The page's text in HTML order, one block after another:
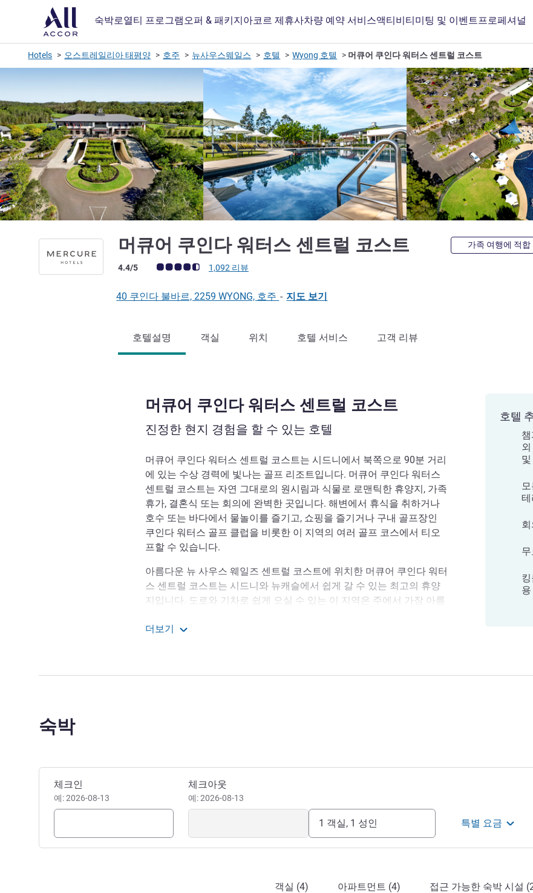
숙박로열티 프로그램 오퍼 & 패키지아코르 제휴사차량 예약 서비스액티비티미팅 및 이벤트 프로페셔널
Hotels 오스트레일리아 태평양 호주 뉴사우스웨일스 호텔 Wyong 호텔 머큐어 쿠인다 워터스 센트럴 코스트
머큐어 쿠인다 워터스 센트럴 코스트 가족 여행에 적합
고객 평점 (ALL 평가)
4.4/5 1,092 리뷰
40 쿠인다 불바르, 2259 WYONG, 호주 - 지도 보기
호텔설명 객실 위치 호텔 서비스 고객 리뷰
머큐어 쿠인다 워터스 센트럴 코스트
진정한 현지 경험을 할 수 있는 호텔
머큐어 쿠인다 워터스 센트럴 코스트는 시드니에서 북쪽으로 90분 거리
에 있는 수상 경력에 빛나는 골프 리조트입니다. 머큐어 쿠인다 워터스
센트럴 코스트는 자연 그대로의 원시림과 식물로 로맨틱한 휴양지, 가족
휴가, 결혼식 또는 회의에 완벽한 곳입니다. 해변에서 휴식을 취하거나
호수 또는 바다에서 물놀이를 즐기고, 쇼핑을 즐기거나 구내 골프장인
쿠인다 워터스 골프 클럽을 비롯한 이 지역의 여러 골프 코스에서 티오
프할 수 있습니다.
아름다운 뉴 사우스 웨일즈 센트럴 코스트에 위치한 머큐어 쿠인다 워터
스 센트럴 코스트는 시드니와 뉴캐슬에서 쉽게 갈 수 있는 최고의 휴양
지입니다. 도로와 기차로 쉽게 오실 수 있는 이 지역은 주에서 가장 아름
있습니다.
더보기
호텔
테
숙박
이 호텔 예약하기
체크인
예: 2026-08-13
체크아웃
예: 2026-08-13
1 객실, 1 성인 특별 요금
객실 (4) 아파트먼트 (4) 접근 가능한 숙박 시설